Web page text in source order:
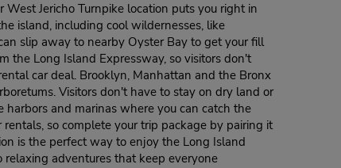
Jericho Turnpike location puts you right in
island, including cool wildernesses, like
slip away to nearby Oyster Bay to get your fill
Long Island Expressway, so visitors don't
car deal. Brooklyn, Manhattan and the Bronx
Visitors don't have to stay on dry land or
and marinas where you can catch the
so complete your trip package by pairing it
is the perfect way to enjoy the Long Island
adventures that keep everyone